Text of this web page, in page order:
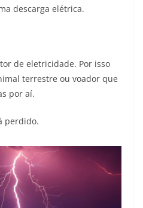
descarga elétrica.
de eletricidade. Por isso
terrestre ou voador que
por aí.
perdido.